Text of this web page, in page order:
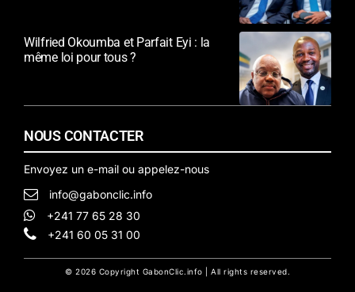
Wilfried Okoumba et Parfait Eyi : la
même loi pour tous ?
NOUS CONTACTER
Envoyez un e-mail ou appelez-nous
info@gabonclic.info
+241 77 65 28 30
+241 60 05 31 00
© 2026 Copyright GabonClic.info | All rights reserved.